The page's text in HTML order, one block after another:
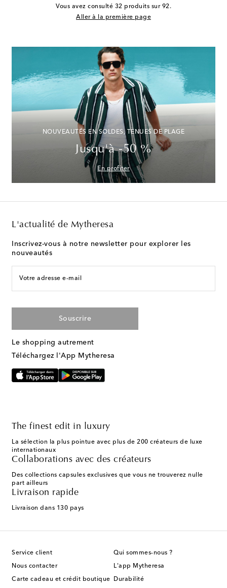
Vous avez consulté 32 produits sur 92.
Aller à la première page
NOUVEAUTÉS EN SOLDES, TENUES DE PLAGE
Jusqu'à -50 %
En profiter
L'actualité de Mytheresa
Inscrivez-vous à notre newsletter pour explorer les
nouveautés
Votre adresse e-mail
Souscrire
Le shopping autrement
Téléchargez l'App Mytheresa
The finest edit in luxury
La sélection la plus pointue avec plus de 200 créateurs de luxe
internationaux
Collaborations avec des créateurs
Des collections capsules exclusives que vous ne trouverez nulle
part ailleurs
Livraison rapide
Livraison dans 130 pays
Service client
Nous contacter
Carte cadeau et crédit boutique
Qui sommes-nous ?
L'app Mytheresa
Durabilité